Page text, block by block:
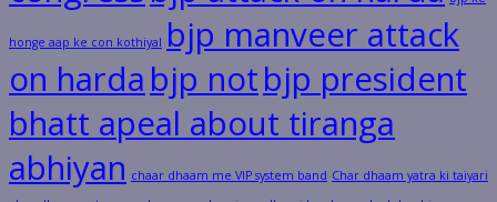
honge aap ke con kothiyal bjp manveer attack
on harda bjp notbjp president
bhatt apeal about tiranga
abhiyan chaar dhaam me VIP system band Char dhaam yatra ki taiyari